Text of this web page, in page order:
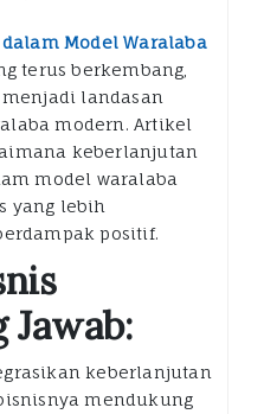
Model Waralaba
terus berkembang,
landasan
modern. Artikel
keberlanjutan
model waralaba
yang lebih
positif.
Jawab:
keberlanjutan
mendukung